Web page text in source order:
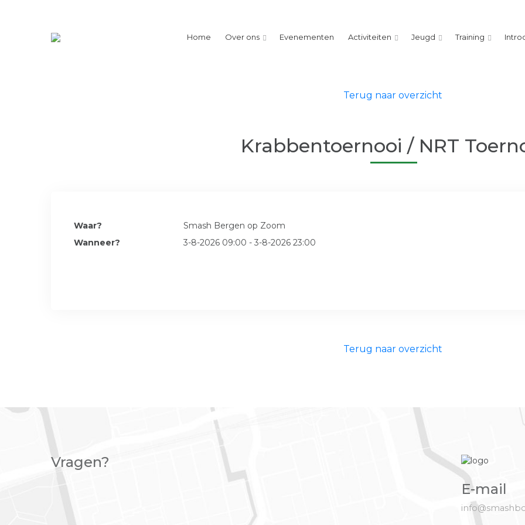
Home Over ons Evenementen Activiteiten Jeugd Training
Terug naar overzicht
Krabbentoernooi / NRT
Waar?
Smash Bergen op Zoom
Wanneer?
3-8-2026 09:00 - 3-8-2026 23:00
Terug naar overzicht
Vragen?
E-mail